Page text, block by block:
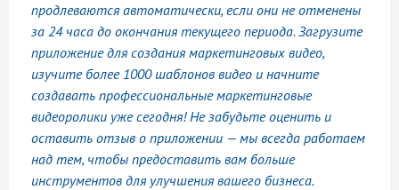
продлеваются автоматически, если они не отменены
за 24 часа до окончания текущего периода. Загрузите
приложение для создания маркетинговых видео,
изучите более 1000 шаблонов видео и начните
создавать профессиональные маркетинговые
видеоролики уже сегодня! Не забудьте оценить и
оставить отзыв о приложении — мы всегда работаем
над тем, чтобы предоставить вам больше
инструментов для улучшения вашего бизнеса.